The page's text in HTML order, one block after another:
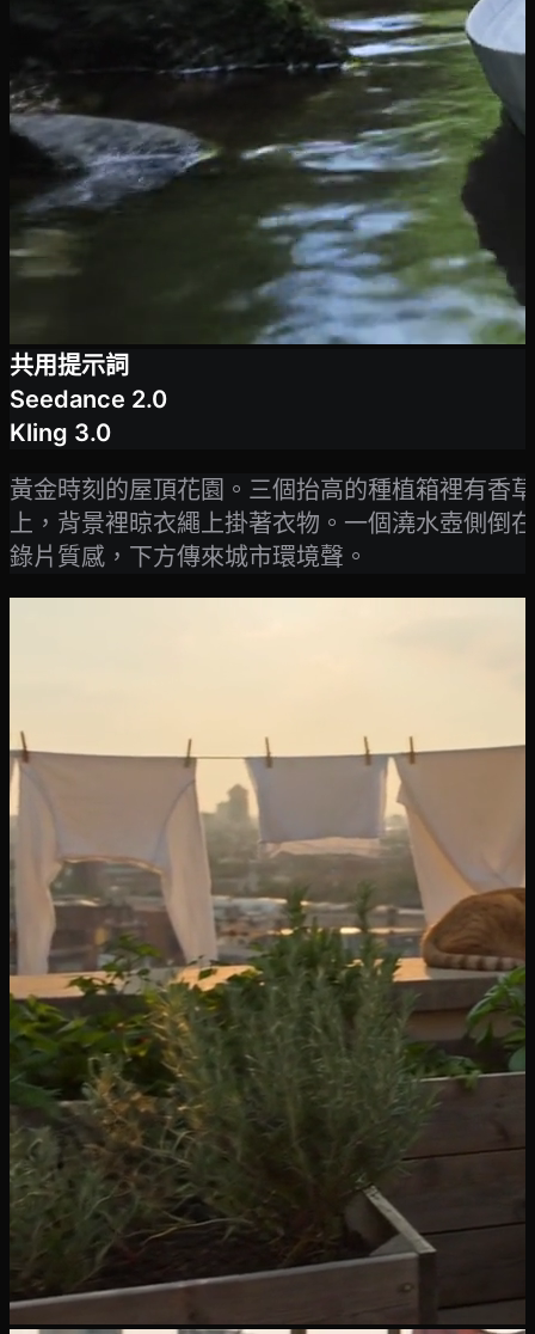
共用提示詞
Seedance 2.0
Kling 3.0
黃金時刻的屋頂花園。三個抬高的種植箱裡有香
上，背景裡晾衣繩上掛著衣物。一個澆水壺側倒
錄片質感，下方傳來城市環境聲。